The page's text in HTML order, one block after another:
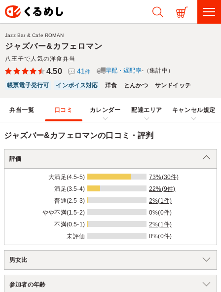
ジャズバー&カフェロマン
八王子で人気の洋食弁当
Jazz Bar & Cafe ROMAN
4.50 41件 早配・遅配率-（集計中）
帳票電子発行可 インボイス対応 洋食 とんかつ サンドイッチ
弁当一覧 口コミ カレンダー 配達エリア キャンセル規定
ジャズバー&カフェロマンの口コミ・評判
評価
大満足(4.5-5)
73%(30件)
満足(3.5-4)
22%(9件)
普通(2.5-3)
2%(1件)
やや不満(1.5-2)
0%(0件)
不満(0.5-1)
2%(1件)
未評価
0%(0件)
男女比
参加者の年齢